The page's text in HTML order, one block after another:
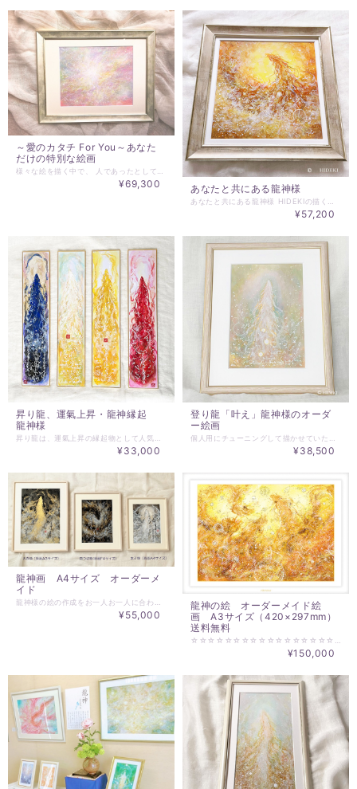
～愛のカタチ For You～あなた
だけの特別な絵画
¥69,300 あなたと共にある龍神様
¥57,200
昇り龍、運氣上昇・龍神縁起
龍神様
¥33,000
登り龍「叶え」龍神様のオーダ
ー絵画
¥38,500
龍神画 A4サイズ オーダーメ
イド
¥55,000
龍神の絵 オーダーメイド絵
画 A3サイズ（420×297mm）
送料無料
¥150,000